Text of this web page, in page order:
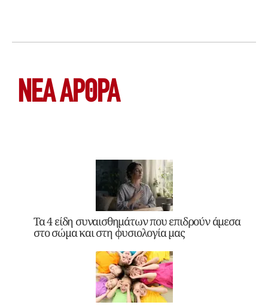
ΝΕΑ ΆΡΘΡΑ
Τα 4 είδη συναισθημάτων που επιδρούν άμεσα
στο σώμα και στη φυσιολογία μας